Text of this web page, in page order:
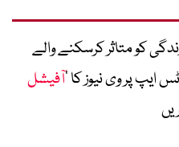
کو متاثر کرسکنے والے
پر وی نیوز کا ’آفیشل